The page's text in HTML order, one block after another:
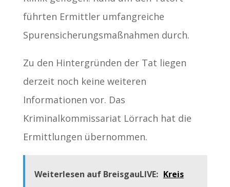
führten Ermittler umfangreiche
Spurensicherungsmaßnahmen durch.
Zu den Hintergründen der Tat liegen
derzeit noch keine weiteren
Informationen vor. Das
Kriminalkommissariat Lörrach hat die
Ermittlungen übernommen.
Weiterlesen auf BreisgauLIVE: Kreis